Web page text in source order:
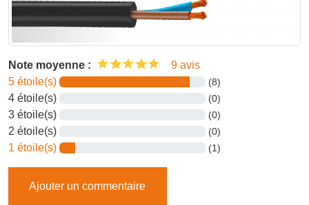
Note moyenne :
9 avis
5 étoile(s)
(8)
4 étoile(s) (0)
3 étoile(s) (0)
2 étoile(s) (0)
1 étoile(s) (1)
Ajouter un commentaire